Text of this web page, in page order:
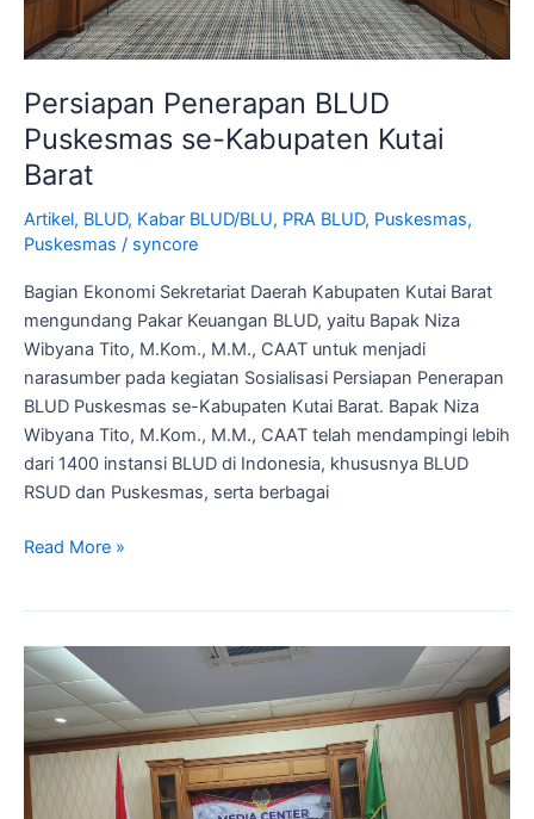
Persiapan Penerapan BLUD
Puskesmas se-Kabupaten Kutai
Barat
Artikel, BLUD, Kabar BLUD/BLU, PRA BLUD, Puskesmas,
Puskesmas / syncore
Bagian Ekonomi Sekretariat Daerah Kabupaten Kutai Barat
mengundang Pakar Keuangan BLUD, yaitu Bapak Niza
Wibyana Tito, M.Kom., M.M., CAAT untuk menjadi
narasumber pada kegiatan Sosialisasi Persiapan Penerapan
BLUD Puskesmas se-Kabupaten Kutai Barat. Bapak Niza
Wibyana Tito, M.Kom., M.M., CAAT telah mendampingi lebih
dari 1400 instansi BLUD di Indonesia, khususnya BLUD
RSUD dan Puskesmas, serta berbagai
Read More »
Tenaga
Ahli
Syncore
BLUD
Ikut
Serta